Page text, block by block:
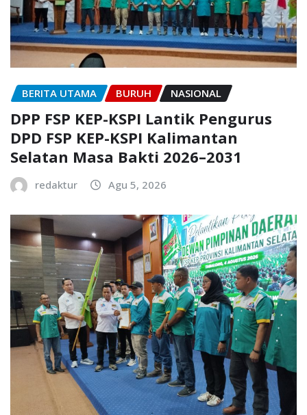
BERITA UTAMA BURUH NASIONAL
DPP FSP KEP-KSPI Lantik Pengurus
DPD FSP KEP-KSPI Kalimantan
Selatan Masa Bakti 2026–2031
redaktur Agu 5, 2026